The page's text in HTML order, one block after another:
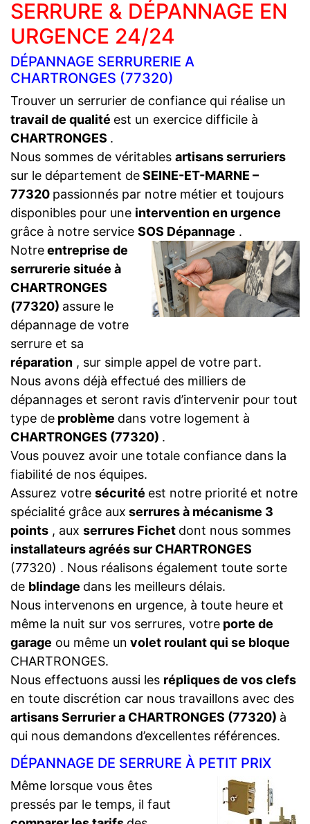
SERRURE & DÉPANNAGE EN
URGENCE 24/24
DÉPANNAGE SERRURERIE A
CHARTRONGES (77320)
Trouver un serrurier de confiance qui réalise un
travail de qualité est un exercice difficile à
CHARTRONGES .
Nous sommes de véritables artisans serruriers
sur le département deSEINE-ET-MARNE –
77320 passionnés par notre métier et toujours
disponibles pour une intervention en urgence
grâce à notre service SOS Dépannage .
Notreentreprise de
serrurerie située à
CHARTRONGES
(77320) assure le
dépannage de votre
serrure et sa
réparation , sur simple appel de votre part.
Nous avons déjà effectué des milliers de
dépannages et seront ravis d’intervenir pour tout
type de problème dans votre logement à
CHARTRONGES (77320) .
Vous pouvez avoir une totale confiance dans la
fiabilité de nos équipes.
Assurez votre sécurité est notre priorité et notre
spécialité grâce aux serrures à mécanisme 3
points , aux serrures Fichet dont nous sommes
installateurs agréés sur CHARTRONGES
(77320) . Nous réalisons également toute sorte
de blindage dans les meilleurs délais.
Nous intervenons en urgence, à toute heure et
même la nuit sur vos serrures, votre porte de
garage ou même un volet roulant qui se bloque
CHARTRONGES.
Nous effectuons aussi les répliques de vos clefs
en toute discrétion car nous travaillons avec des
artisans Serrurier a CHARTRONGES (77320) à
qui nous demandons d’excellentes références.
DÉPANNAGE DE SERRURE À PETIT PRIX
Même lorsque vous êtes
pressés par le temps, il faut